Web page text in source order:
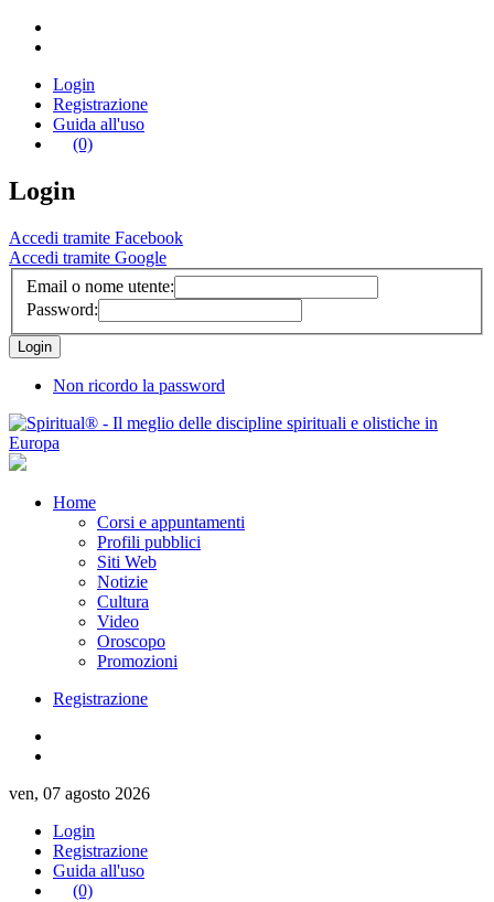
Login
Registrazione
Guida all'uso
(0)
Login
Accedi tramite Facebook
Accedi tramite Google
Email o nome utente:
Password:
Non ricordo la password
Home
Corsi e appuntamenti
Profili pubblici
Siti Web
Notizie
Cultura
Video
Oroscopo
Promozioni
Registrazione
ven, 07 agosto 2026
Login
Registrazione
Guida all'uso
(0)